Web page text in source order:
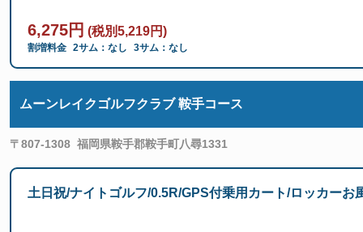
6,275円 (税別5,219円)
割増料金 2サム：なし 3サム：なし
ムーンレイクゴルフクラブ 鞍手コース
〒807-1308 福岡県鞍手郡鞍手町八尋1331
土日祝/ナイトゴルフ/0.5R/GPS付乗用カート/ロッカーお